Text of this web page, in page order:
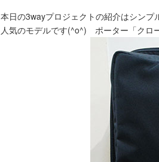
本日の3wayプロジェクトの紹介はシン
人気のモデルです(^o^) ポーター「クロ